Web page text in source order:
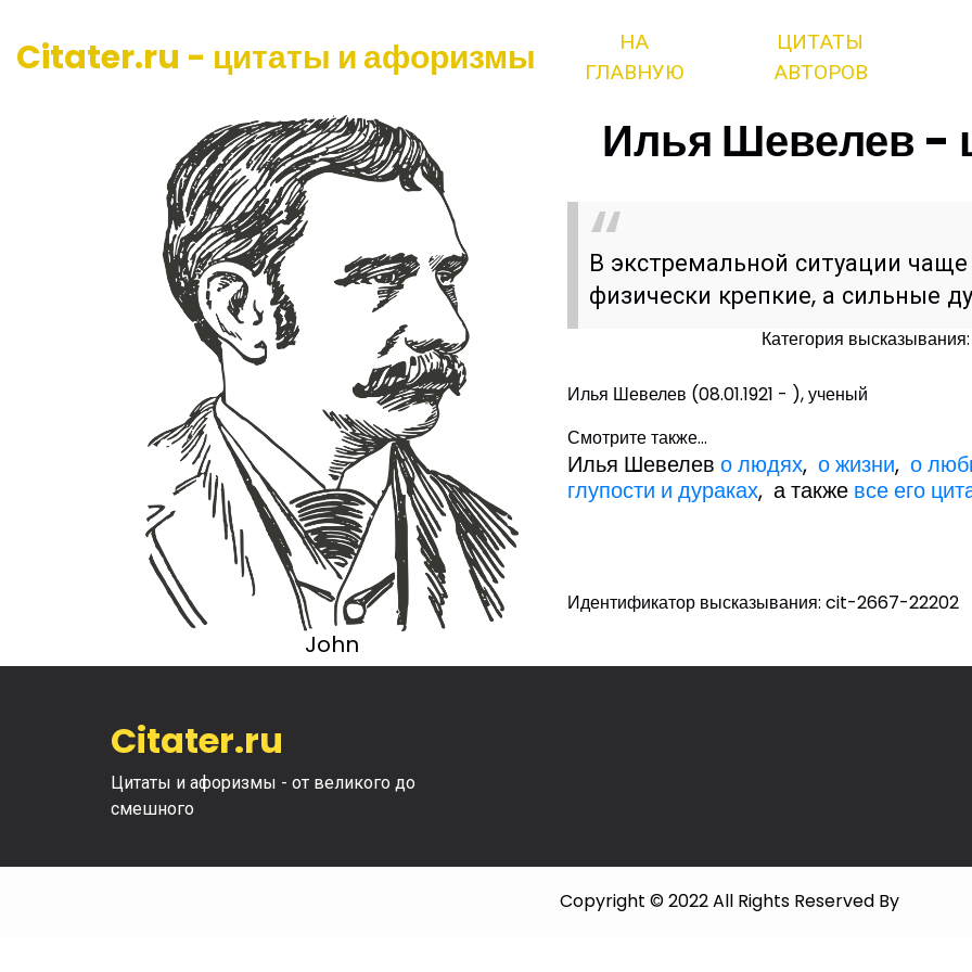
Citater.ru - цитаты и афоризмы
НА
ГЛАВНУЮ
ЦИТАТЫ
АВТОРОВ
John
Илья Шевелев -
В экстремальной ситуации
физически крепкие, а сильные
Категория
Илья Шевелев (08.01.1921 - ), ученый
Смотрите также...
Илья Шевелево людях,о жизни,о
глупости и дураках, а также все его
Идентификатор высказывания: cit-2667-22202
Citater.ru
Цитаты и афоризмы - от великого до
смешного
Copyright © 2022 All Rights Reserved By